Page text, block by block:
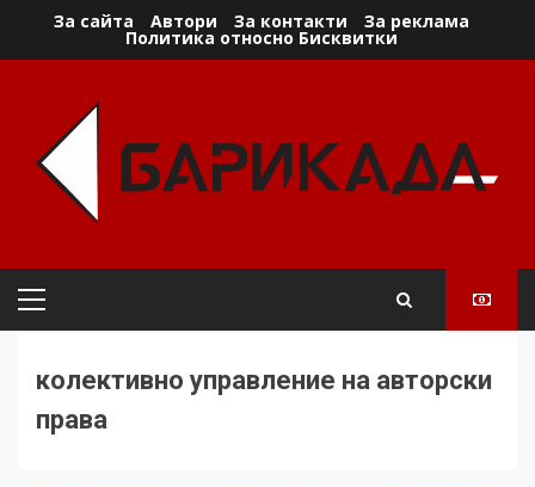
За сайта Автори За контакти За реклама
Политика относно Бисквитки
Primary
колективно управление на авторски
права